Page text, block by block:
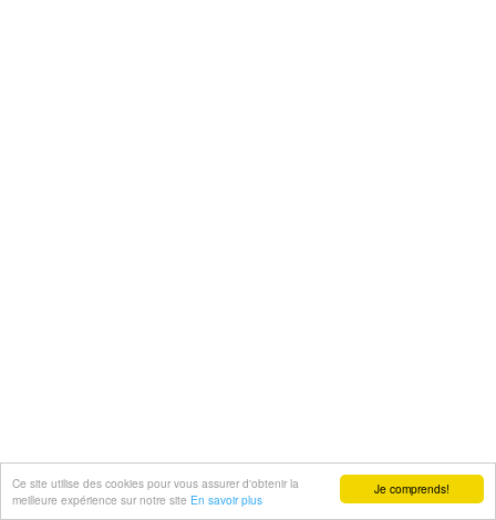
Je comprends!
Ce site utilise des cookies pour vous assurer d'obtenir la
meilleure expérience sur notre site En savoir plus